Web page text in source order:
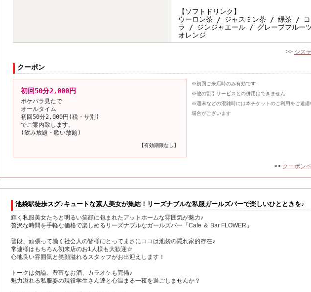
【ソフトドリンク】
ウーロン茶 / ジャスミン茶 / 緑茶 / コ
ラ / ジンジャエール / グレープフルー
オレンジ
>> シス
クーポン
初回50分2,000円
ポケパラ見たで
オールタイム
初回50分2,000円(税・サ別)
でご案内致します。
(飲み放題・歌い放題)
【有効期限なし】
※初回ご来店時のみ有効です
※他の割引サービスとの併用はできません
※週末などの混雑時には本チケットのご利用をご遠慮
場合がございます
>> クーポン
池袋駅徒歩スグ♪キュートな素人美女が集結！リーズナブルな私服ガールズバーで楽しいひとときを♪
輝く私服美女たちと明るい笑顔に包まれたアットホームな雰囲気が魅力♪
贅沢な時間を手軽な価格で楽しめるリーズナブルなガールズバー「Cafe ＆ Bar FLOWER」
普段、頑張って働く社会人の皆様にとってまさにココは池袋の隠れ家的存在♪
常連様はもちろん初来店のお1人様も大歓迎☆
心地良い雰囲気と笑顔溢れるスタッフがお出迎えします！
トークは勿論、豊富なお酒、カラオケも完備♪
魅力溢れる私服姿の現役学生さん達と心温まる一夜を過ごしませんか？